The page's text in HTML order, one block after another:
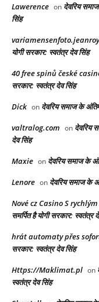
Lawerence on देवरिय
सिंह
योगी सरकार: स्वतंत्र देव सिंह
40 free spinů české
सरकार: स्वतंत्र देव सिंह
Dick on देवरिय समाज के
valtralog.com on देवरिय
देव सिंह
Maxie on देवरिय समाज के
Lenore on देवरिय समाज के
Nové cz Casino S
समर्पित है योगी सरकार: स्वतंत्र
hrát automaty přes
सरकार: स्वतंत्र देव सिंह
Https://Maklimat.pl on
स्वतंत्र देव सिंह